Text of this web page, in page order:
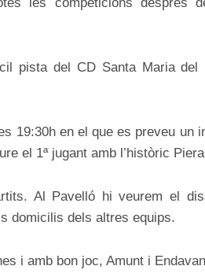
pista del CD Santa Maria
19:30h en el que es preveu un
el 1ª jugant amb l’històric
Al Pavelló hi veurem el
domicilis dels altres equips.
i amb bon joc, Amunt i